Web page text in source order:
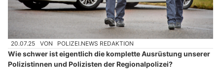
20.07.25 VON POLIZEI.NEWS REDAKTION
Wie schwer ist eigentlich die komplette Ausrüstung unserer
Polizistinnen und Polizisten der Regionalpolizei?